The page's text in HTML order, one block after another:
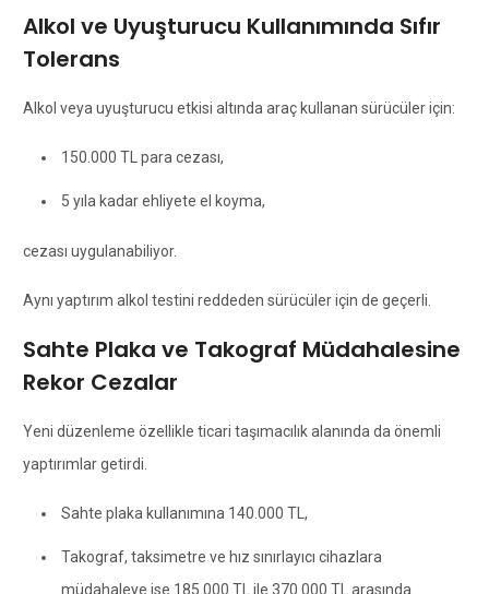
Alkol ve Uyuşturucu Kullanımında Sıfır
Tolerans
Alkol veya uyuşturucu etkisi altında araç kullanan sürücüler için:
150.000 TL para cezası,
5 yıla kadar ehliyete el koyma,
cezası uygulanabiliyor.
Aynı yaptırım alkol testini reddeden sürücüler için de geçerli.
Sahte Plaka ve Takograf Müdahalesine
Rekor Cezalar
Yeni düzenleme özellikle ticari taşımacılık alanında da önemli
yaptırımlar getirdi.
Sahte plaka kullanımına 140.000 TL,
Takograf, taksimetre ve hız sınırlayıcı cihazlara
müdahaleye ise 185.000 TL ile 370.000 TL arasında